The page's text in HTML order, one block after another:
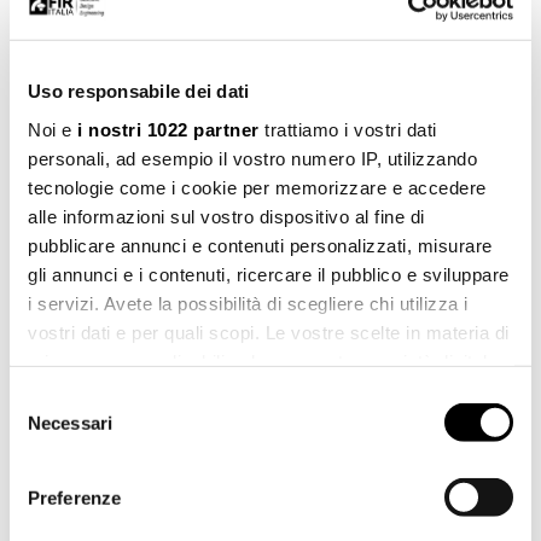
Uso responsabile dei dati
Noi e i nostri 1022 partner trattiamo i vostri dati
personali, ad esempio il vostro numero IP, utilizzando
tecnologie come i cookie per memorizzare e accedere
alle informazioni sul vostro dispositivo al fine di
pubblicare annunci e contenuti personalizzati, misurare
gli annunci e i contenuti, ricercare il pubblico e sviluppare
i servizi. Avete la possibilità di scegliere chi utilizza i
vostri dati e per quali scopi. Le vostre scelte in materia di
modificare o revocare il proprio consenso in qualsiasi
momento dalla Dichiarazione sui cookie o facendo clic
delNecessari
Preferenze
NACHNAME *
STADT *
LAND *